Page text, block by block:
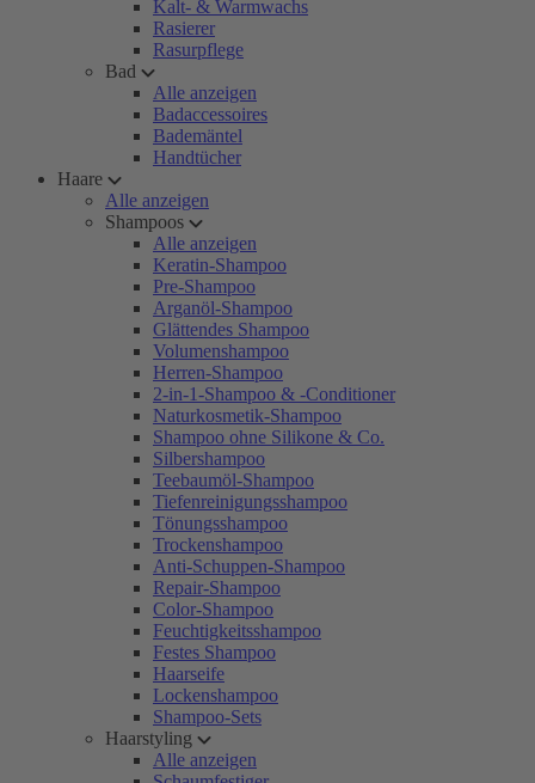
Kalt- & Warmwachs
Rasierer
Rasurpflege
Bad
Alle anzeigen
Badaccessoires
Bademäntel
Handtücher
Haare
Alle anzeigen
Shampoos
Alle anzeigen
Keratin-Shampoo
Pre-Shampoo
Arganöl-Shampoo
Glättendes Shampoo
Volumenshampoo
Herren-Shampoo
2-in-1-Shampoo & -Conditioner
Naturkosmetik-Shampoo
Shampoo ohne Silikone & Co.
Silbershampoo
Teebaumöl-Shampoo
Tiefenreinigungsshampoo
Tönungsshampoo
Trockenshampoo
Anti-Schuppen-Shampoo
Repair-Shampoo
Color-Shampoo
Feuchtigkeitsshampoo
Festes Shampoo
Haarseife
Lockenshampoo
Shampoo-Sets
Haarstyling
Alle anzeigen